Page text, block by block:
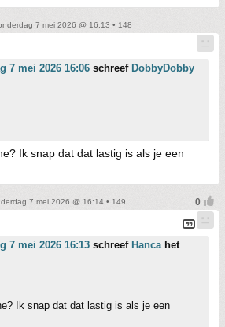
7 mei 2026 @ 16:13 • 148
7 mei 2026 16:06 schreef DobbyDobby
Ik snap dat dat lastig is als je een
7 mei 2026 @ 16:14 • 149
7 mei 2026 16:13 schreef Hancahet
Ik snap dat dat lastig is als je een